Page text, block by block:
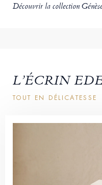
Découvrir la collection
L’ÉCRIN
TOUT EN DÉLICATESSE